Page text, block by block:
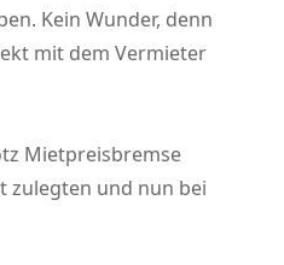
Kein Wunder, denn
mit dem Vermieter
Mietpreisbremse
zulegten und nun bei